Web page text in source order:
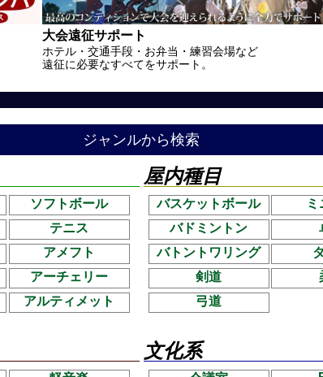
大会遠征サポート
ホテル・交通手段・お弁当・練習会場など
遠征に必要なすべてをサポート。
ジャンルから検索
ソフトボール
テニス
アメフト
アーチェリー
アルティメット
屋内種目
バスケットボール
バドミントン
バトントワリング
剣道
弓道
文化系